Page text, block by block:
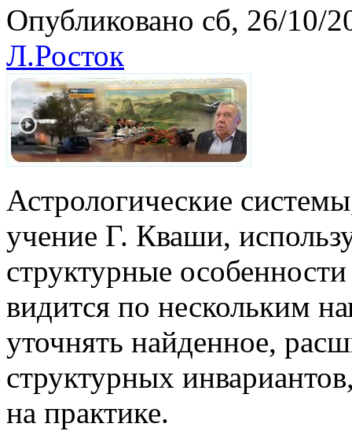
Опубликовано сб, 26/10/
Л.Росток
Астрологические
учение Г. Кваши,
структурные
видится по нескольким
уточнять найденное,
структурных
на практике.